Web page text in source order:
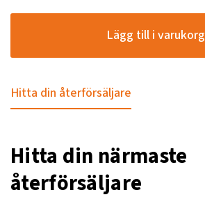
Lägg till i varukorg
Hitta din återförsäljare
Hitta din närmaste
återförsäljare